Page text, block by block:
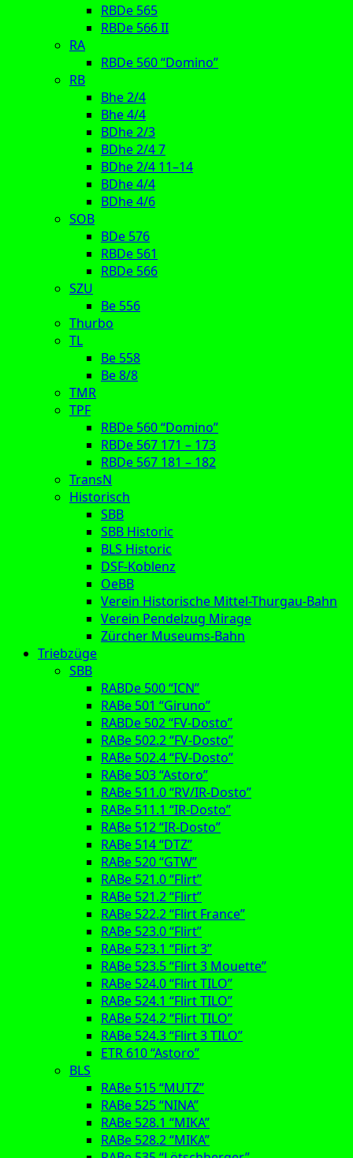
RBDe 565
RBDe 566 II
RA
RBDe 560 “Domino”
RB
Bhe 2/4
Bhe 4/4
BDhe 2/3
BDhe 2/4 7
BDhe 2/4 11–14
BDhe 4/4
BDhe 4/6
SOB
BDe 576
RBDe 561
RBDe 566
SZU
Be 556
Thurbo
TL
Be 558
Be 8/8
TMR
TPF
RBDe 560 “Domino”
RBDe 567 171 – 173
RBDe 567 181 – 182
TransN
Historisch
SBB
SBB Historic
BLS Historic
DSF-Koblenz
OeBB
Verein Historische Mittel-Thurgau-Bahn
Verein Pendelzug Mirage
Zürcher Museums-Bahn
Triebzüge
SBB
RABDe 500 “ICN”
RABe 501 “Giruno”
RABDe 502 “FV-Dosto”
RABe 502.2 “FV-Dosto”
RABe 502.4 “FV-Dosto”
RABe 503 “Astoro”
RABe 511.0 “RV/IR-Dosto”
RABe 511.1 “IR-Dosto”
RABe 512 “IR-Dosto”
RABe 514 “DTZ”
RABe 520 “GTW”
RABe 521.0 “Flirt”
RABe 521.2 “Flirt”
RABe 522.2 “Flirt France”
RABe 523.0 “Flirt”
RABe 523.1 “Flirt 3”
RABe 523.5 “Flirt 3 Mouette”
RABe 524.0 “Flirt TILO”
RABe 524.1 “Flirt TILO”
RABe 524.2 “Flirt TILO”
RABe 524.3 “Flirt 3 TILO”
ETR 610 “Astoro”
BLS
RABe 515 “MUTZ”
RABe 525 “NINA”
RABe 528.1 “MIKA”
RABe 528.2 “MIKA”